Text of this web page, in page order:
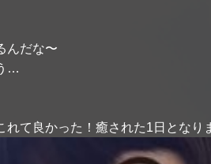
んだな〜
…
て良かった！癒された1日となり